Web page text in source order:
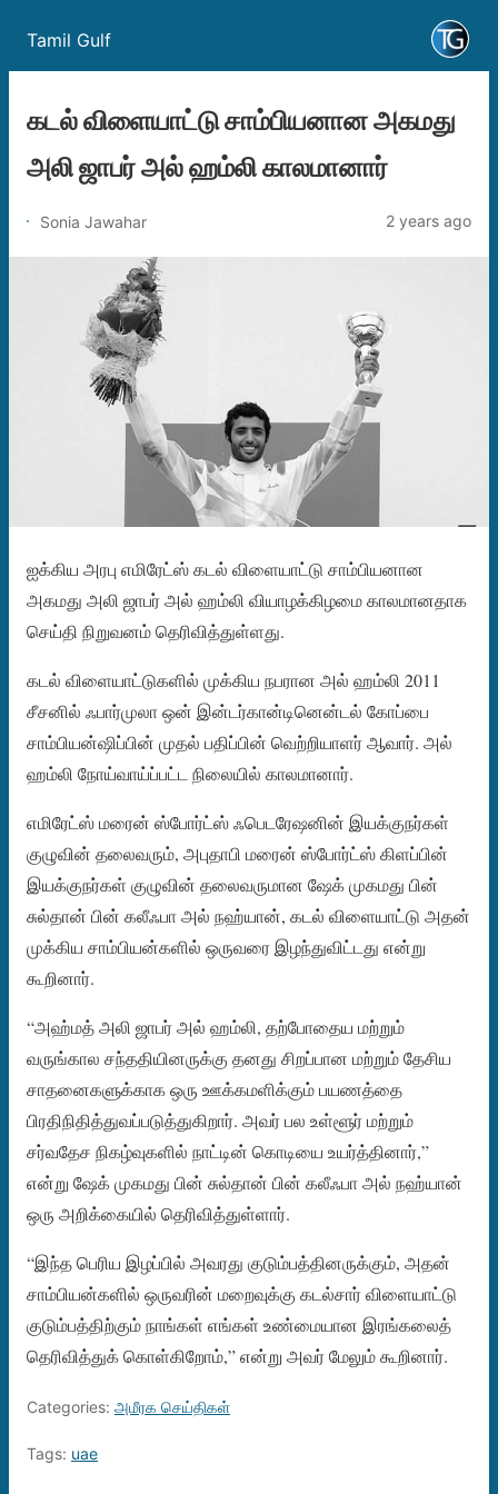
Tamil Gulf
கடல் விளையாட்டு சாம்பியனான அகமது
அலி ஜாபர் அல் ஹம்லி காலமானார்
Sonia Jawahar 2 years ago
ஐக்கிய அரபு எமிரேட்ஸ் கடல் விளையாட்டு சாம்பியனான
அகமது அலி ஜாபர் அல் ஹம்லி வியாழக்கிழமை காலமானதாக
செய்தி நிறுவனம் தெரிவித்துள்ளது.
கடல் விளையாட்டுகளில் முக்கிய நபரான அல் ஹம்லி 2011
சீசனில் ஃபார்முலா ஒன் இன்டர்கான்டினென்டல் கோப்பை
சாம்பியன்ஷிப்பின் முதல் பதிப்பின் வெற்றியாளர் ஆவார். அல்
ஹம்லி நோய்வாய்ப்பட்ட நிலையில் காலமானார்.
எமிரேட்ஸ் மரைன் ஸ்போர்ட்ஸ் ஃபெடரேஷனின் இயக்குநர்கள்
குழுவின் தலைவரும், அபுதாபி மரைன் ஸ்போர்ட்ஸ் கிளப்பின்
இயக்குநர்கள் குழுவின் தலைவருமான ஷேக் முகமது பின்
சுல்தான் பின் கலீஃபா அல் நஹ்யான், கடல் விளையாட்டு அதன்
முக்கிய சாம்பியன்களில் ஒருவரை இழந்துவிட்டது என்று
கூறினார்.
“அஹ்மத் அலி ஜாபர் அல் ஹம்லி, தற்போதைய மற்றும்
வருங்கால சந்ததியினருக்கு தனது சிறப்பான மற்றும் தேசிய
சாதனைகளுக்காக ஒரு ஊக்கமளிக்கும் பயணத்தை
பிரதிநிதித்துவப்படுத்துகிறார். அவர் பல உள்ளூர் மற்றும்
சர்வதேச நிகழ்வுகளில் நாட்டின் கொடியை உயர்த்தினார்,”
என்று ஷேக் முகமது பின் சுல்தான் பின் கலீஃபா அல் நஹ்யான்
ஒரு அறிக்கையில் தெரிவித்துள்ளார்.
“இந்த பெரிய இழப்பில் அவரது குடும்பத்தினருக்கும், அதன்
சாம்பியன்களில் ஒருவரின் மறைவுக்கு கடல்சார் விளையாட்டு
குடும்பத்திற்கும் நாங்கள் எங்கள் உண்மையான இரங்கலைத்
தெரிவித்துக் கொள்கிறோம்,” என்று அவர் மேலும் கூறினார்.
Categories: அமீரக செய்திகள்
Tags: uae